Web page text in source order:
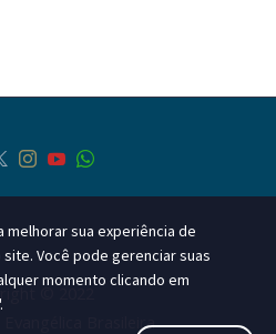
© 2022
Evangélica Brasileira
sua experiência de
Você pode gerenciar suas
momento clicando em